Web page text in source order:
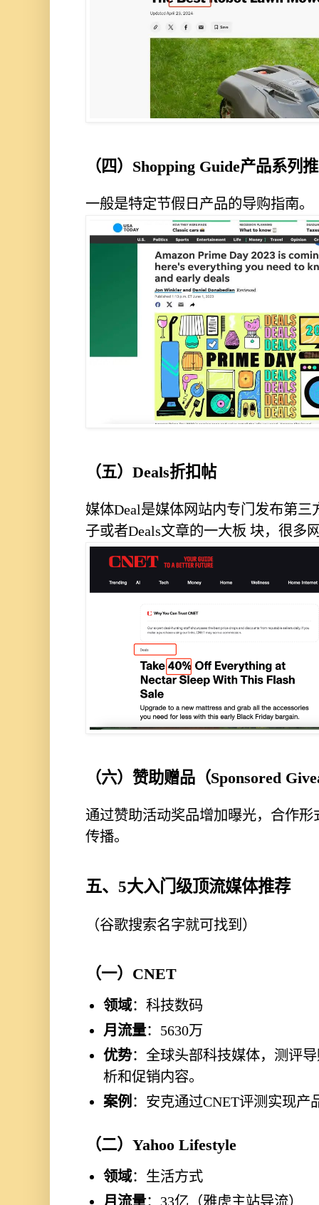
（四）Shopping Guide产品系列
一般是特定节假⽇产品的导购指南。
（五）Deals折扣帖
媒体Deal是媒体⽹站内专⻔发布第三
⼦或者Deals⽂章的⼀⼤板 块，很多
（六）赞助赠品（Sponsored
通过赞助活动奖品增加曝光，合作
传播。
五、5大入门级顶流媒体推荐
（谷歌搜索名字就可找到）
（一）CNET
领域：科技数码
月流量：5630万
优势：全球头部科技媒体，测评
析和促销内容。
案例 ：安克通过CNET评测实现产
（二）Yahoo Lifestyle
领域：生活方式
月流量：33亿（雅虎主站导流）